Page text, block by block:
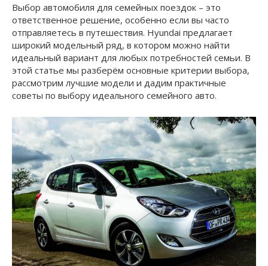
Выбор автомобиля для семейных поездок – это
ответственное решение, особенно если вы часто
отправляетесь в путешествия. Hyundai предлагает
широкий модельный ряд, в котором можно найти
идеальный вариант для любых потребностей семьи. В
этой статье мы разберём основные критерии выбора,
рассмотрим лучшие модели и дадим практичные
советы по выбору идеального семейного авто.